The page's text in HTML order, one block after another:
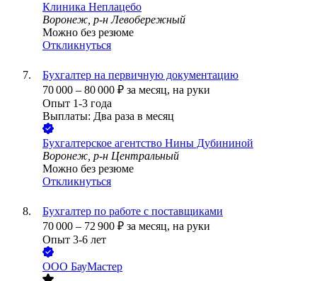
Клиника Неплацебо
Воронеж, р-н Левобережный
Можно без резюме
Откликнуться
Бухгалтер на первичную документацию
70 000 – 80 000 ₽ за месяц, на руки
Опыт 1-3 года
Выплаты: Два раза в месяц
Бухгалтерское агентство Нины Дубининой
Воронеж, р-н Центральный
Можно без резюме
Откликнуться
Бухгалтер по работе с поставщиками
70 000 – 72 900 ₽ за месяц, на руки
Опыт 3-6 лет
ООО БауМастер